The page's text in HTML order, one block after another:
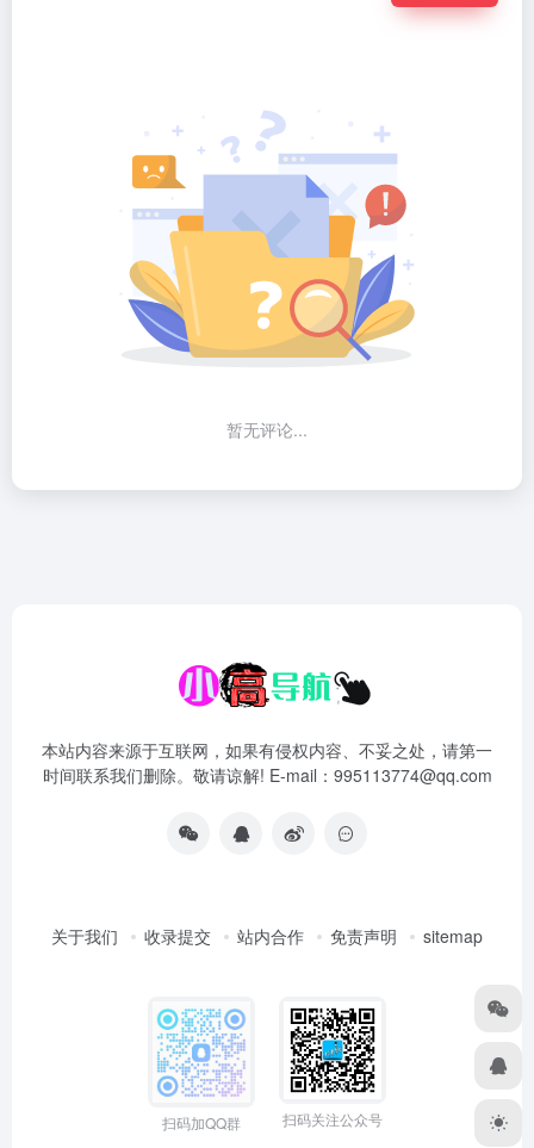
暂无评论...
本站内容来源于互联网，如果有侵权内容、不妥之处，请第一
时间联系我们删除。敬请谅解! E-mail：995113774@qq.com
关于我们 收录提交 站内合作 免责声明 sitemap
扫码加QQ群 扫码关注公众号